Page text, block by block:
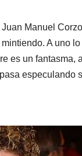
Manuel
A uno
es un
especulando